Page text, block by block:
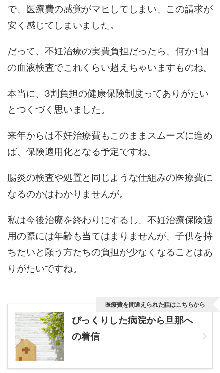
で、医療費の感覚がマヒしてしまい、この請求が
安く感じてしまいました。
だって、不妊治療の実費負担だったら、何か1個
の血液検査でこれくらい超えちゃいますものね。
本当に、3割負担の健康保険制度ってありがたい
とつくづく思いました。
来年からは不妊治療費もこのままスムーズに進め
ば、保険適用化となる予定ですね。
腸炎の検査や処置と同じような仕組みの医療費に
なるのかはわかりませんが。
私は今後治療を終わりにするし、不妊治療保険適
用の際には年齢も当てはまりませんが、子供を持
ちたいと願う方たちの負担が少なくなることはあ
りがたいですね。
びっくりした病院から旦那へ
の着信
医療費を間違えられた話はこちらから